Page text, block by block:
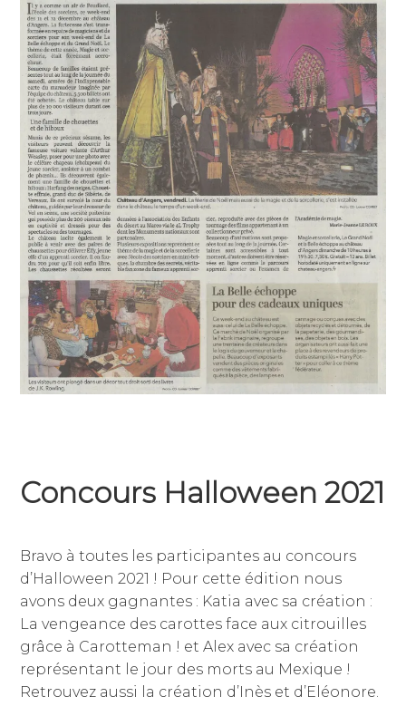
Concours Halloween 2021
2021
genest
dans
non
classé
Bravo à toutes les participantes au concours
d’Halloween 2021 ! Pour cette édition nous
avons deux gagnantes : Katia avec sa création :
La vengeance des carottes face aux citrouilles
grâce à Carotteman ! et Alex avec sa création
représentant le jour des morts au Mexique !
Retrouvez aussi la création d’Inès et d’Eléonore.